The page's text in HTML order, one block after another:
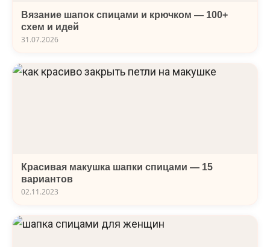
Вязание шапок спицами и крючком — 100+
схем и идей
31.07.2026
Красивая макушка шапки спицами — 15
вариантов
02.11.2023